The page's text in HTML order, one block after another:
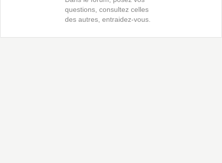
questions, consultez celles
des autres, entraidez-vous.